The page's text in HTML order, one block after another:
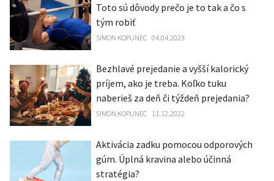
Toto sú dôvody prečo je to tak a čo s
tým robiť
SIMON KOPUNEC 04.04.2023
Bezhlavé prejedanie a vyšší kalorický
príjem, ako je treba. Koľko tuku
naberieš za deň či týždeň prejedania?
SIMON KOPUNEC 11.12.2022
Aktivácia zadku pomocou odporových
gúm. Úplná kravina alebo účinná
stratégia?